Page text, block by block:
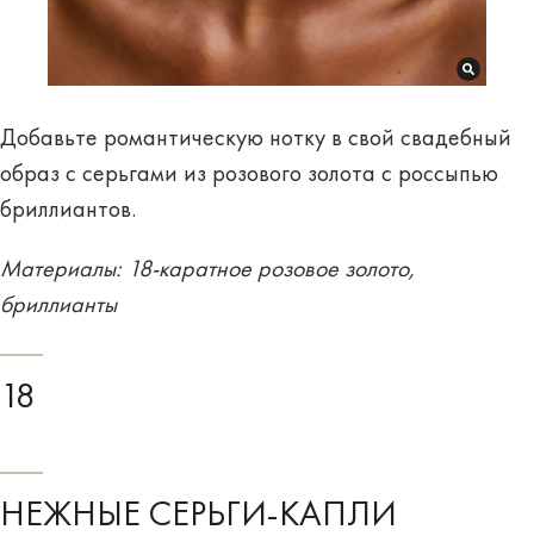
Добавьте романтическую нотку в свой свадебный
образ с серьгами из розового золота с россыпью
бриллиантов.
Материалы: 18-каратное розовое золото,
бриллианты
18
НЕЖНЫЕ СЕРЬГИ-КАПЛИ